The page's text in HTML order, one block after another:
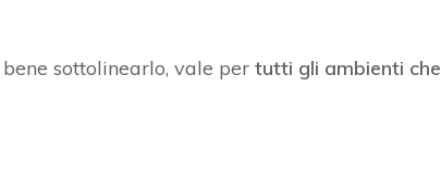
sottolinearlo, vale per tutti gli ambienti che